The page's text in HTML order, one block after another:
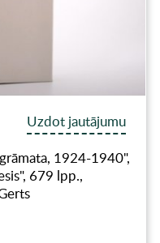
Uzdot jautājumu
1924-1940",
679 lpp.,